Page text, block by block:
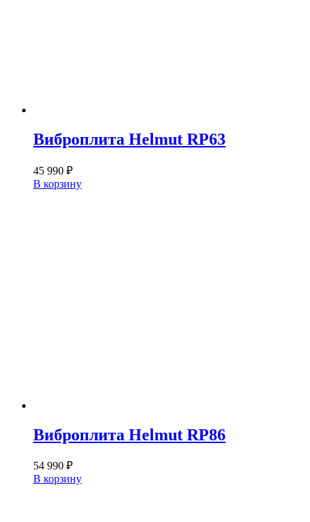
Виброплита Helmut RP63
45 990 ₽
В корзину
Виброплита Helmut RP86
54 990 ₽
В корзину